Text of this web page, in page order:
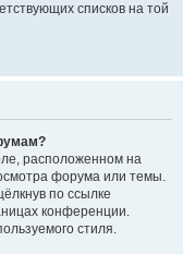
списков на той
расположенном на
форума или темы.
по ссылке
конференции.
стиля.